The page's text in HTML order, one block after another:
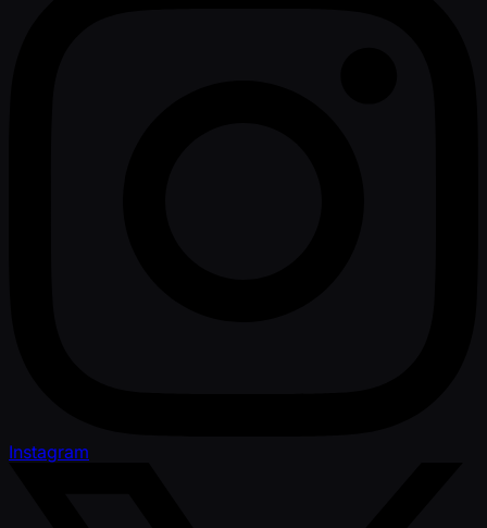
Instagram